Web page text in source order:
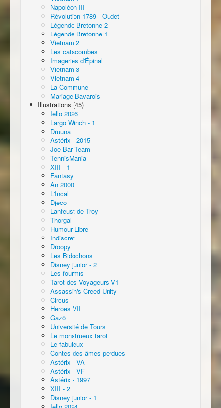
Napoléon III
Révolution 1789 - Oudet
Légende Bretonne 2
Légende Bretonne 1
Vietnam 2
Les catacombes
Imageries d'Épinal
Vietnam 3
Vietnam 4
La Commune
Mariage Bavarois
Illustrations (45)
Iello 2026
Largo Winch - 1
Druuna
Astérix - 2015
Joe Bar Team
TennisMania
XIII - 1
Fantasy
An 2000
L'Incal
Djeco
Lanfeust de Troy
Thorgal
Humour Libre
Indiscret
Droopy
Les Bidochons
Disney junior - 2
Les fourmis
Tarot des Voyageurs V1
Assassin's Creed Unity
Circus
Heroes VII
Gazö
Université de Tours
Le monstrueux tarot
Le fabuleux
Contes des âmes perdues
Astérix - VA
Astérix - VF
Astérix - 1997
XIII - 2
Disney junior - 1